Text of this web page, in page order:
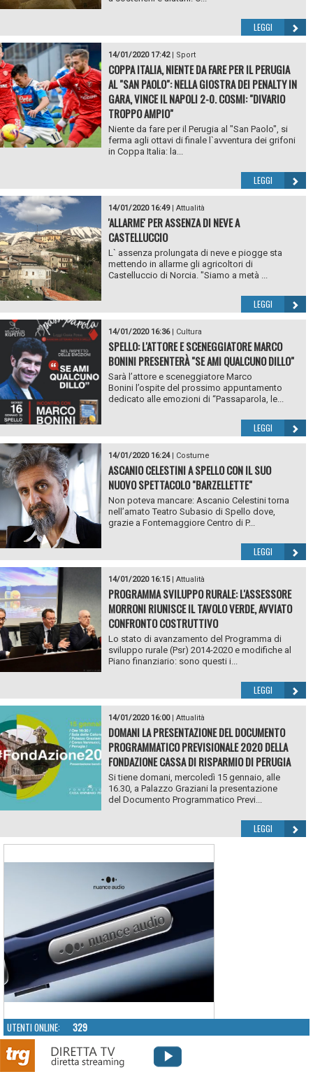
LEGGI
14/01/2020 17:42| Sport
COPPA ITALIA, NIENTE DA FARE PER IL PERUGIA
AL "SAN PAOLO": NELLA GIOSTRA DEI PENALTY IN
GARA, VINCE IL NAPOLI 2-0. COSMI: "DIVARIO
TROPPO AMPIO"
Niente da fare per il Perugia al "San Paolo", si
ferma agli ottavi di finale l`avventura dei grifoni
in Coppa Italia: la...
LEGGI
14/01/2020 16:49| Attualità
'ALLARME' PER ASSENZA DI NEVE A
CASTELLUCCIO
L` assenza prolungata di neve e piogge sta
mettendo in allarme gli agricoltori di
Castelluccio di Norcia. "Siamo a metà ...
LEGGI
14/01/2020 16:36| Cultura
SPELLO: L'ATTORE E SCENEGGIATORE MARCO
BONINI PRESENTERÀ "SE AMI QUALCUNO DILLO"
Sarà l’attore e sceneggiatore Marco
Bonini l’ospite del prossimo appuntamento
dedicato alle emozioni di “Passaparola, le...
LEGGI
14/01/2020 16:24| Costume
ASCANIO CELESTINI A SPELLO CON IL SUO
NUOVO SPETTACOLO "BARZELLETTE"
Non poteva mancare: Ascanio Celestini torna
nell’amato Teatro Subasio di Spello dove,
grazie a Fontemaggiore Centro di P...
LEGGI
14/01/2020 16:15| Attualità
PROGRAMMA SVILUPPO RURALE: L'ASSESSORE
MORRONI RIUNISCE IL TAVOLO VERDE, AVVIATO
CONFRONTO COSTRUTTIVO
Lo stato di avanzamento del Programma di
sviluppo rurale (Psr) 2014-2020 e modifiche al
Piano finanziario: sono questi i...
LEGGI
14/01/2020 16:00| Attualità
DOMANI LA PRESENTAZIONE DEL DOCUMENTO
PROGRAMMATICO PREVISIONALE 2020 DELLA
FONDAZIONE CASSA DI RISPARMIO DI PERUGIA
Si tiene domani, mercoledì 15 gennaio, alle
16.30, a Palazzo Graziani la presentazione
del Documento Programmatico Previ...
LEGGI
UTENTI ONLINE: 329